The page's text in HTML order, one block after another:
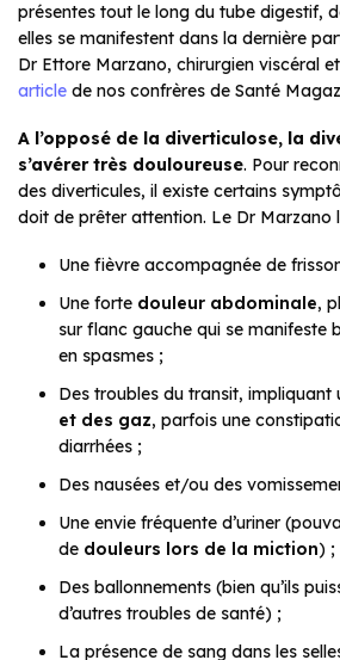
présentes tout le long du tube digestif,
elles se manifestent dans la dernière
Dr Ettore Marzano, chirurgien viscéral
article de nos confrères de Santé
A l’opposé de la diverticulose, la
s’avérer très douloureuse. Pour
des diverticules, il existe certains
doit de prêter attention. Le Dr Marzano
Une fièvre accompagnée de
Une forte douleur abdominale,
sur flanc gauche qui se manifeste
en spasmes ;
Des troubles du transit, impliquant
et des gaz, parfois une
diarrhées ;
Des nausées et/ou des
Une envie fréquente d’uriner
de douleurs lors de la miction) ;
Des ballonnements (bien qu’ils
d’autres troubles de santé) ;
La présence de sang dans les